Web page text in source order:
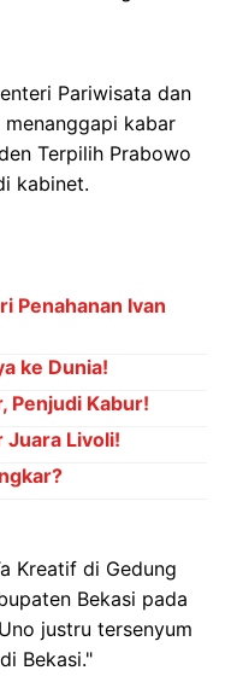
Pariwisata dan
kabar
Terpilih Prabowo
kabinet.
Penahanan Ivan
ke Dunia!
Penjudi Kabur!
Juara Livoli!
Kreatif di Gedung
Bekasi pada
justru tersenyum
Bekasi."